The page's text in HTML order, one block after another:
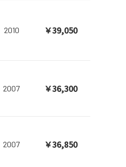
2010 ￥39,050
2007 ￥36,300
2007 ￥36,850